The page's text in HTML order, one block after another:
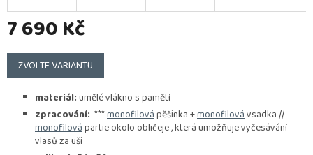
7 690 Kč
Měrná
cena:
ZVOLTE VARIANTU
materiál:umělé vlákno s pamětí
zpracování: ***monofilovápěšinka +monofilovávsadka //
monofilovápartie okolo obličeje , která umožňuje vyčesávání
vlasů za uši